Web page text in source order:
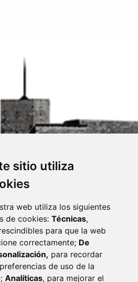
sitio utiliza
web utiliza los siguientes
de cookies: Técnicas,
para que la web
correctamente; De
para recordar
de uso de la
Analíticas, para mejorar el
MONZÓN - ARAGÓN (ESPAÑA)
974 400 700 ·